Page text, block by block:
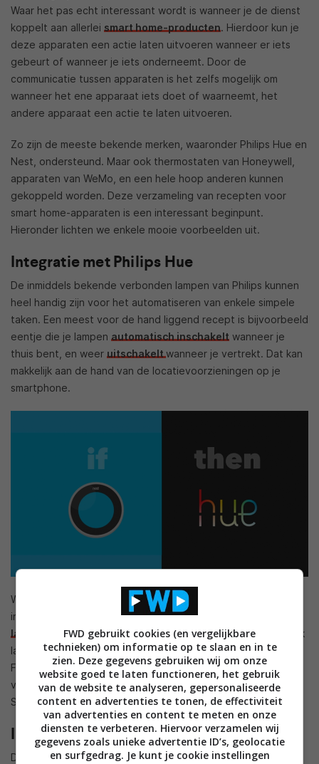
Waar het pas echt interessant wordt is wanneer je de dienst
koppelt aan allerlei smart home-producten. Hierdoor kun je
deze apparaten een actie laten uitvoeren wanneer er iets
gebeurt of wanneer je iets onderneemt. Door de
communicatie tussen apparaten is het zelfs mogelijk om
wanneer het ene apparaat iets doet of waarneemt, het
andere apparaat een actie te laten uitvoeren.
Zo zijn de meeste bekende merken, waaronder Philips Hue en
Nest, ondersteund. Maar ook thermostaten van Honeywell,
apparaten van WeMo, en een hele hoop anderen kunnen
gekoppeld worden. Deze verzameling van recepten voor
smart home-apparaten is een interessant beginpunt.
Hieronder lichten we enkele mooie voorbeelden uit.
Integratie met Philips Hue
De inmiddels bekende verbonden lampen van Philips kunnen
heel handig zijn voor het automatiseren van enkele simpele
taken. Een meest voor de hand liggend recept is bijvoorbeeld
eentje die je lampen automatisch inschakelt wanneer je
thuis bent, en weer uitschakeltwanneer je vertrekt. Dat kan
makkelijk aan de hand van de locatievoorzieningen op je
smartphone.
Wat meer originele recepten zijn ook te vinden voor de
intelligente lampen. Zo kan je bijvoorbeeld de lampen
laten wordenwanneer het begint te regenen. Je kan ze ook
laten
flikkerenwanneer je in een foto “getagd” wordt op
Facebook. De leukste vinden wij het recept die de lampen
van kleur laat veranderen wanneer het ISS, International
Space Station,boven je huis zweeft.
Integratie met Nest & Nest Protect
De slimme thermostaat en rook- & dioxinemelder van Nest
FWD gebruikt cookies (en vergelijkbare
technieken) om informatie op te slaan en in te
zien. Deze gegevens gebruiken wij om onze
website goed te laten functioneren, het gebruik
van de website te analyseren, gepersonaliseerde
content en advertenties te tonen, de effectiviteit
van advertenties en content te meten en onze
diensten te verbeteren. Hiervoor verzamelen wij
gegevens zoals unieke advertentie ID’s, geolocatie
en surfgedrag. Je kunt je cookie instellingen